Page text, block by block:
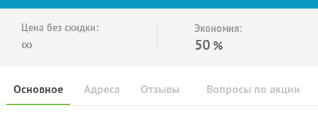
Цена без скидки:
∞
Экономия:
50 %
Основное Отзывы Вопросы по акции
Адреса